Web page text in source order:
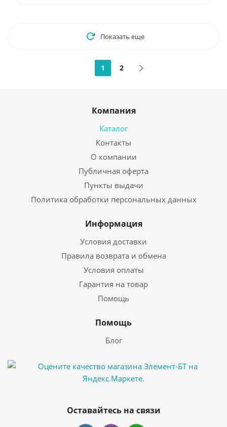
Показать еще
1 2
Компания
Каталог
Контакты
О компании
Публичная оферта
Пункты выдачи
Политика обработки персональных данных
Информация
Условия доставки
Правила возврата и обмена
Условия оплаты
Гарантия на товар
Помощь
Помощь
Блог
Оставайтесь на связи